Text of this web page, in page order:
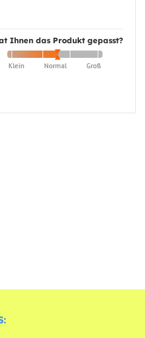
Ihnen das Produkt gepasst?